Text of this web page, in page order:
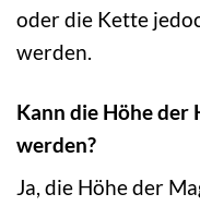
oder die Kette
werden.
Kann die Höhe der
werden?
Ja, die Höhe der